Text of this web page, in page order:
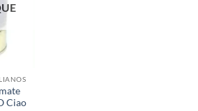
Ciao